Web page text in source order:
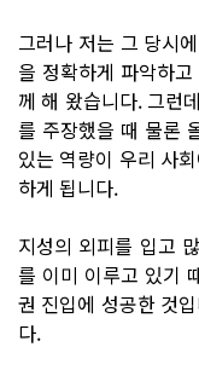
그러나 저는 그 당시
을 정확하게 파악하
께 해 왔습니다. 그런
를 주장했을 때 물론
있는 역량이 우리 사
하게 됩니다.
지성의 외피를 입고
를 이미 이루고 있기
권 진입에 성공한 것
다.